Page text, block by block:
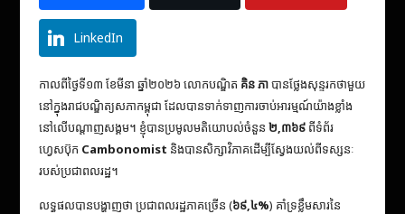
LinkedIn
កាលពីថ្ងៃទី១៣ ខែមីនា ឆ្នាំ២០២៦ លោកបណ្ឌិត គិន ភាបានថ្លែងសុន្ទរកថាមួយ
នៅក្នុងរាជបណ្ឌិត្យសភាកម្ពុជា ដែលបានទាក់ទាញការចាប់អារម្មណ៍យ៉ាងខ្លាំង
នៅលើបណ្ដាញសង្គម។ ខ្ញុំបានប្រមូលមតិយោបល់ចំនួន ២,៣៦៩ពីទំព័រ
ហ្វេសប៊ុក Cambonomist និងបានសិក្សាវិភាគដើម្បីស្វែងយល់ពីទស្សនៈ
របស់ប្រជាពលរដ្ឋ។
លទ្ធផលបានបង្ហាញថា ប្រជាពលរដ្ឋភាគច្រើន (៦៩,៤%) គាំទ្រខ្លឹមសារនៃ